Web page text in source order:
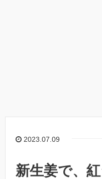
2023.07.09
新生姜で、